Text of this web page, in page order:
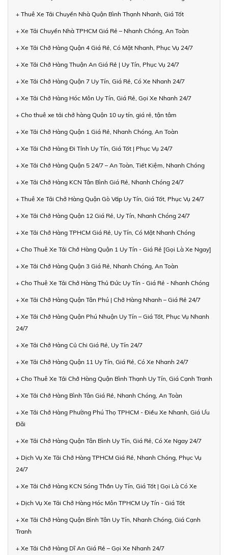
+ Thuê Xe Tải Chuyển Nhà Quận Bình Thạnh Nhanh, Giá Tốt
+ Xe Tải Chuyển Nhà TPHCM Giá Rẻ – Nhanh Chóng, An Toàn
+ Xe Tải Chở Hàng Quận 4 Giá Rẻ, Có Mặt Nhanh, Phục Vụ 24/7
+ Xe Tải Chở Hàng Thuận An Giá Rẻ | Uy Tín, Phục Vụ 24/7
+ Xe Tải Chở Hàng Quận 7 Uy Tín, Giá Rẻ, Có Xe Nhanh 24/7
+ Xe Tải Chở Hàng Hóc Môn Uy Tín, Giá Rẻ, Gọi Xe Nhanh 24/7
+ Cho thuê xe tải chở hàng Quận 10 uy tín, giá rẻ, tận tâm
+ Xe Tải Chở Hàng Quận 1 Giá Rẻ, Nhanh Chóng, An Toàn
+ Xe Tải Chở Hàng Đi Tỉnh Uy Tín, Giá Tốt | Phục Vụ 24/7
+ Xe Tải Chở Hàng Quận 5 24/7 – An Toàn, Tiết Kiệm, Nhanh Chóng
+ Xe Tải Chở Hàng KCN Tân Bình Giá Rẻ, Nhanh Chóng 24/7
+ Thuê Xe Tải Chở Hàng Quận Gò Vấp Uy Tín, Giá Tốt, Phục Vụ 24/7
+ Xe Tải Chở Hàng Quận 12 Giá Rẻ, Uy Tín, Nhanh Chóng 24/7
+ Xe Tải Chở Hàng TPHCM Giá Rẻ, Uy Tín, Có Mặt Nhanh Chóng
+ Cho Thuê Xe Tải Chở Hàng Quận 1 Uy Tín - Giá Rẻ [Gọi Là Xe Ngay]
+ Xe Tải Chở Hàng Quận 3 Giá Rẻ, Nhanh Chóng, An Toàn
+ Cho Thuê Xe Tải Chở Hàng Thủ Đức Uy Tín - Giá Rẻ - Nhanh Chóng
+ Xe Tải Chở Hàng Quận Tân Phú | Chở Hàng Nhanh – Giá Rẻ 24/7
+ Xe Tải Chở Hàng Quận Phú Nhuận Uy Tín – Giá Tốt, Phục Vụ Nhanh
24/7
+ Xe Tải Chở Hàng Củ Chi Giá Rẻ, Uy Tín 24/7
+ Xe Tải Chở Hàng Quận 11 Uy Tín, Giá Rẻ, Có Xe Nhanh 24/7
+ Cho Thuê Xe Tải Chở Hàng Quận Bình Thạnh Uy Tín, Giá Cạnh Tranh
+ Xe Tải Chở Hàng Bình Tân Giá Rẻ, Nhanh Chóng, An Toàn
+ Xe Tải Chở Hàng Phường Phú Thọ TPHCM - Điều Xe Nhanh, Giá Ưu
Đãi
+ Xe Tải Chở Hàng Quận Tân Bình Uy Tín, Giá Rẻ, Có Xe Ngay 24/7
+ Dịch Vụ Xe Tải Chở Hàng TPHCM Giá Rẻ, Nhanh Chóng, Phục Vụ
24/7
+ Xe Tải Chở Hàng KCN Sóng Thần Uy Tín, Giá Tốt | Gọi Là Có Xe
+ Dịch Vụ Xe Tải Chở Hàng Hóc Môn TPHCM Uy Tín - Giá Tốt
+ Xe Tải Chở Hàng Quận Bình Tân Uy Tín, Nhanh Chóng, Giá Cạnh
Tranh
+ Xe Tải Chở Hàng Dĩ An Giá Rẻ – Gọi Xe Nhanh 24/7